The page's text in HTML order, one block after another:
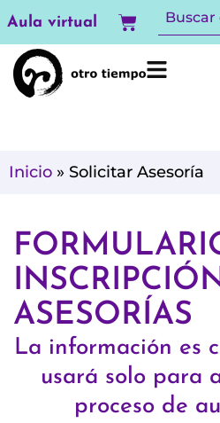
al
contenido
Aula virtual Carrito
Inicio » Solicitar Asesoría
ASESORÍAS
La información es
usará solo para
proceso de